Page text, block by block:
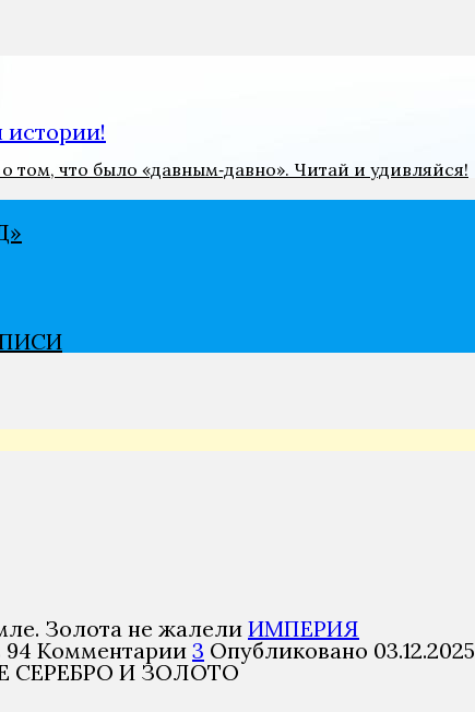
что было «давным‑давно». Читай и удивляйся!
ИМПЕРИЯ
94 Комментарии 3 Опубликовано 03.12.2025
СЕРЕБРО И ЗОЛОТО